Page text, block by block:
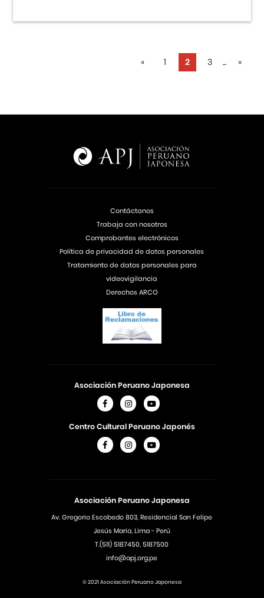
« 1 2 3 ... »
Asociación Peruano Japonesa
Av. Gregorio Escobedo 803, Residencial San Felipe
Jesús Maria, Lima - Perú
T.(511) 5187450, 5187500
info@apj.org.pe
Asociación Peruano Japonesa
Centro Cultural Peruano Japonés
Contáctanos
Trabaja con nosotros
Comprobantes electrónicos
Política de privacidad de datos personales
Tratamiento de datos personales para
videovigilancia
Derechos ARCO
© 2021 Asociación Peruano Japonesa